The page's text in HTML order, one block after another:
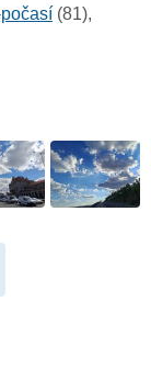
počasí (81),